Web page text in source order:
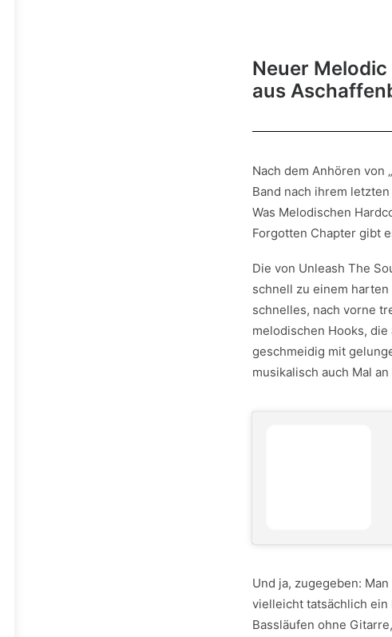
Neuer
aus
Nach dem Anhören von
Band nach ihrem
Was Melodischen
Forgotten Chapter gibt
Die von Unleash The
schnell zu einem
schnelles, nach vorne
melodischen Hooks,
geschmeidig mit
musikalisch auch Mal an
Und ja, zugegeben:
vielleicht tatsächlich
Bassläufen ohne